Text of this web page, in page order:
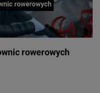
rowerowych